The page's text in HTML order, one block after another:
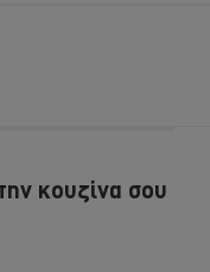
κουζίνα σου